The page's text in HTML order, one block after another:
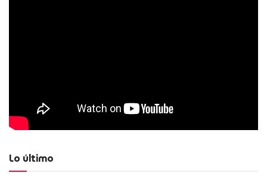
Lo último